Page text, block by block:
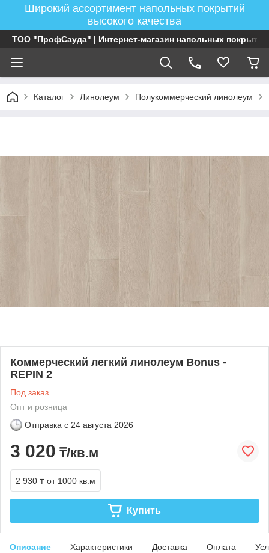
Широкий ассортимент напольных покрытий
высокого качества
ТОО "ПрофСауда" | Интернет-магазин напольных покрытий
Каталог Линолеум Полукоммерческий линолеум
Коммерческий легкий линолеум Bonus -
REPIN 2
Под заказ
Опт и розница
Отправка с 24 августа 2026
3 020 ₸/кв.м
2 930 ₸ от 1000 кв.м
Купить
Описание Характеристики Доставка Оплата